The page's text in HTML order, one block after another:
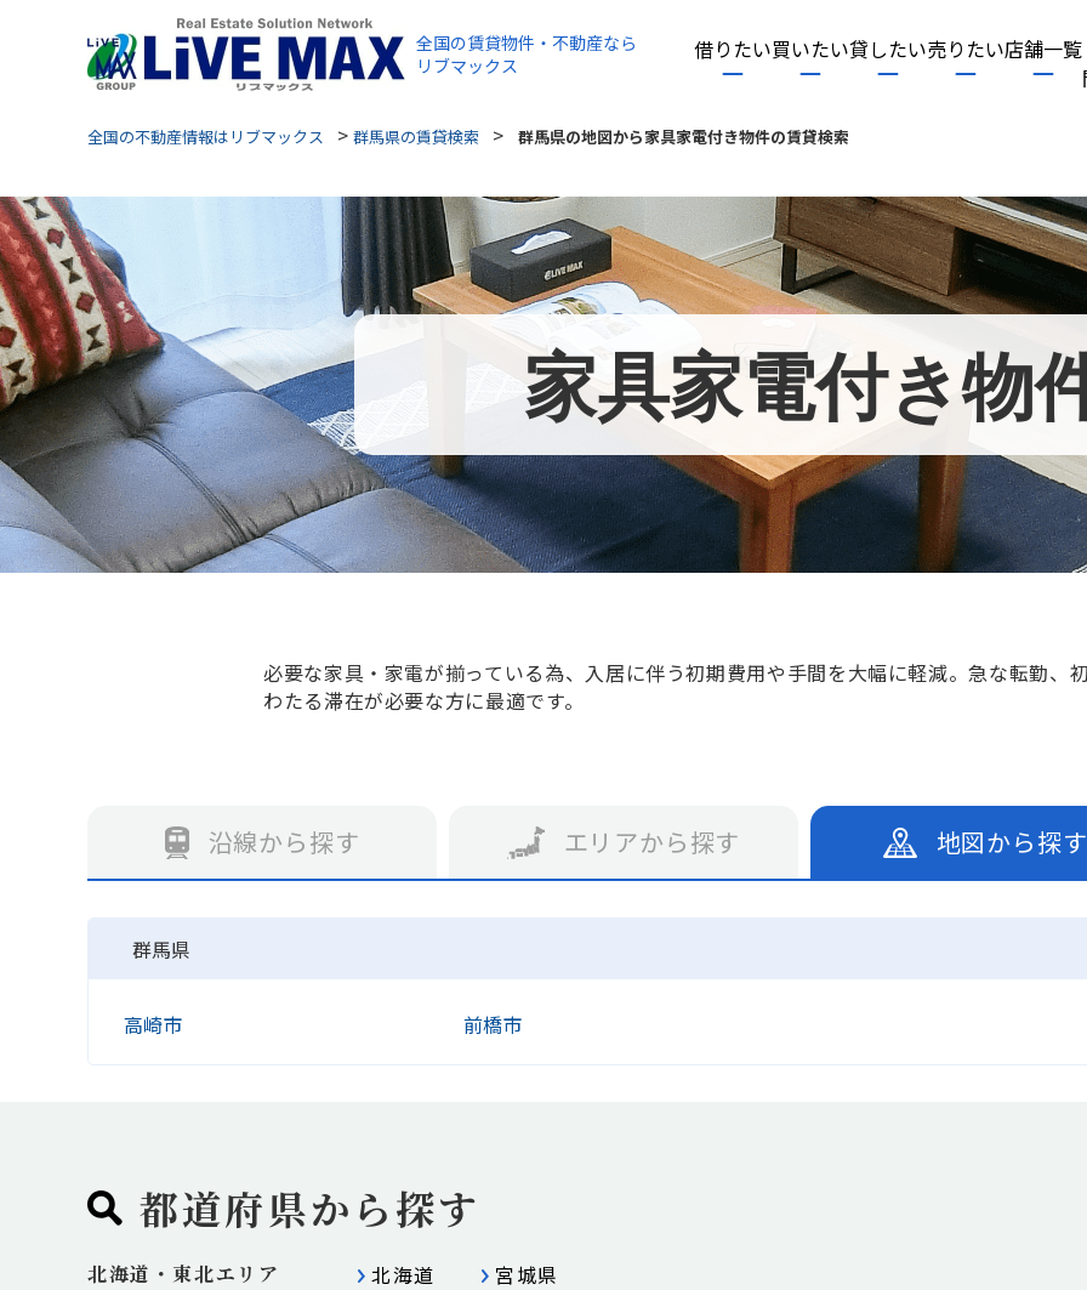
全国の賃貸物件・不動産なら
リブマックス
借りたい買いたい貸したい売りたい店舗一覧
全国の不動産情報はリブマックス > 群馬県の賃貸検索 > 群馬県の地図から家具家電付き物件の賃貸検索
家具家電付き物
必要な家具・家電が揃っている為、入居に伴う初期費用や手間を大幅に軽減。急な転勤、
わたる滞在が必要な方に最適です。
沿線から探す エリアから探す 地図から探す
群馬県
高崎市 前橋市
都道府県から探す
北海道・東北エリア 北海道 宮城県